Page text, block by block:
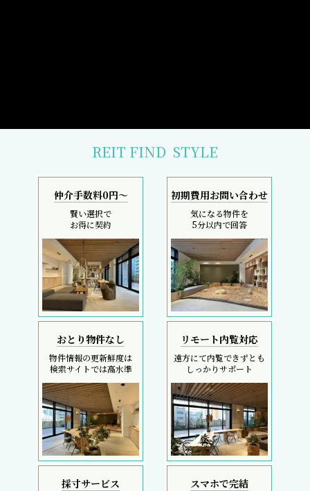
REIT FIND STYLE
仲介手数料0円～
賢い選択で
お得に契約
初期費用お問い合わせ
気になる物件を
5分以内で回答
おとり物件なし
物件情報の更新鮮度は
検索サイトでは高水準
リモート内覧対応
遠方にて内覧できずとも
しっかりサポート
採寸サービス スマホで完結